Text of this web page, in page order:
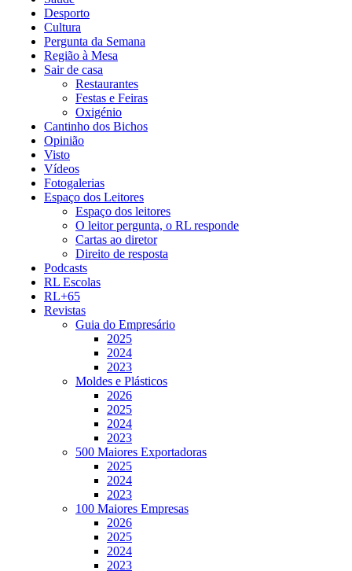
Desporto
Cultura
Pergunta da Semana
Região à Mesa
Sair de casa
Restaurantes
Festas e Feiras
Oxigénio
Cantinho dos Bichos
Opinião
Visto
Vídeos
Fotogalerias
Espaço dos Leitores
Espaço dos leitores
O leitor pergunta, o RL responde
Cartas ao diretor
Direito de resposta
Podcasts
RL Escolas
RL+65
Revistas
Guia do Empresário
2025
2024
2023
Moldes e Plásticos
2026
2025
2024
2023
500 Maiores Exportadoras
2025
2024
2023
100 Maiores Empresas
2026
2025
2024
2023